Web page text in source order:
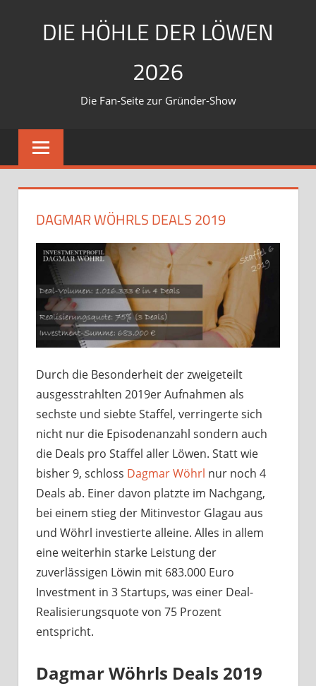
DIE HÖHLE DER LÖWEN
2026
Die Fan-Seite zur Gründer-Show
DAGMAR WÖHRLS DEALS 2019
Durch die Besonderheit der zweigeteilt
ausgesstrahlten 2019er Aufnahmen als
sechste und siebte Staffel, verringerte sich
nicht nur die Episodenanzahl sondern auch
die Deals pro Staffel aller Löwen. Statt wie
bisher 9, schloss Dagmar Wöhrl nur noch 4
Deals ab. Einer davon platzte im Nachgang,
bei einem stieg der Mitinvestor Glagau aus
und Wöhrl investierte alleine. Alles in allem
eine weiterhin starke Leistung der
zuverlässigen Löwin mit 683.000 Euro
Investment in 3 Startups, was einer Deal-
Realisierungsquote von 75 Prozent
entspricht.
Dagmar Wöhrls Deals 2019